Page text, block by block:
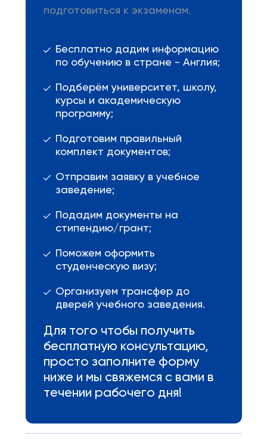
подготовиться к экзаменам.
Бесплатно дадим информацию
по обучению в стране - Англия;
Подберём университет, школу,
курсы и академическую
программу;
Подготовим правильный
комплект документов;
Отправим заявку в учебное
заведение;
Подадим документы на
стипендию/грант;
Поможем оформить
студенческую визу;
Организуем трансфер до
дверей учебного заведения.
Для того чтобы получить
бесплатную консультацию,
просто заполните форму
ниже и мы свяжемся с вами в
течении рабочего дня!